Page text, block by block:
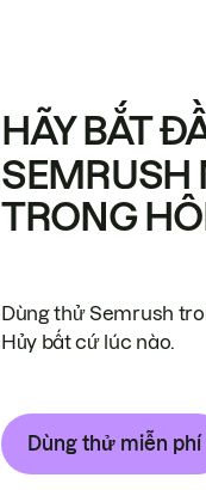
HÃY BẮT
SEMRUSH
TRONG
Dùng thử Semrush
Hủy bất cứ lúc nào.
Dùng thử miễn phí